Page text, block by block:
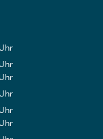
Uhr
bis 12:00 Uhr
Uhr
bis 12:00 Uhr
Uhr
bis 17:30 Uhr
Uhr
bis 12:00 Uhr
Uhr
bis 12:00 Uhr
Uhr
bis 17:30 Uhr